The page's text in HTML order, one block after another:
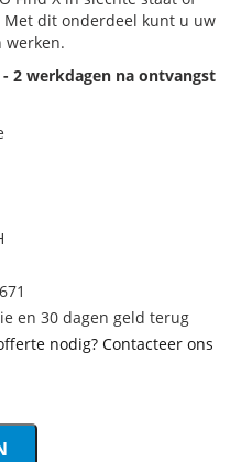
Met dit onderdeel kunt u uw
werken.
2 werkdagen na ontvangst
en 30 dagen geld terug
nodig? Contacteer ons